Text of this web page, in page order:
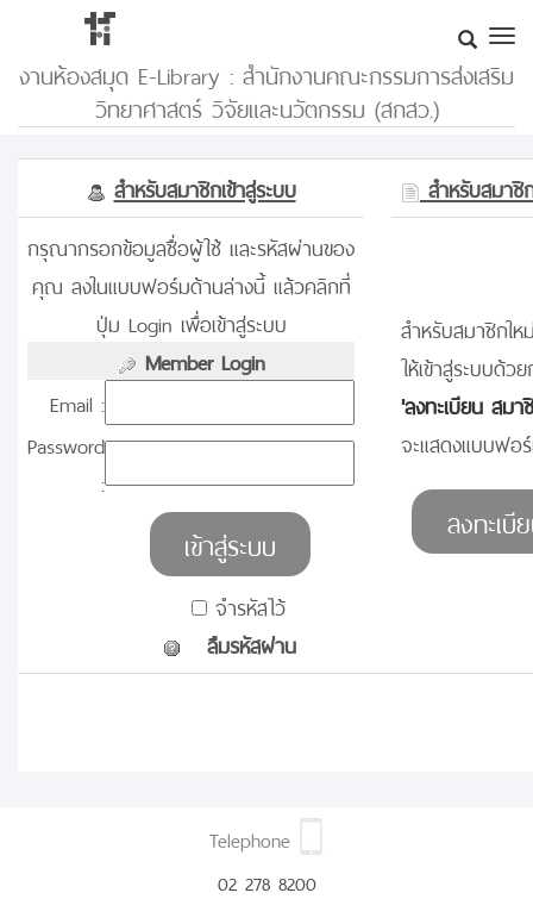
งานห้องสมุด E-Library : สำนักงานคณะกรรมการส่งเสริม
วิทยาศาสตร์ วิจัยและนวัตกรรม (สกสว.)
สำหรับสมาชิกเข้าสู่ระบบ
สำหรับสมาชิ
กรุณากรอกข้อมูลชื่อผู้ใช้ และรหัสผ่านของ
คุณ ลงในแบบฟอร์มด้านล่างนี้ แล้วคลิกที่
ปุ่ม Login เพื่อเข้าสู่ระบบ
Member Login
Email :
Password
:
จำรหัสไว้
ลืมรหัสผ่าน
สำหรับสมาชิกให
ให้เข้าสู่ระบบด้
'ลงทะเบียน สม
จะแสดงแบบฟอ
Telephone
02 278 8200